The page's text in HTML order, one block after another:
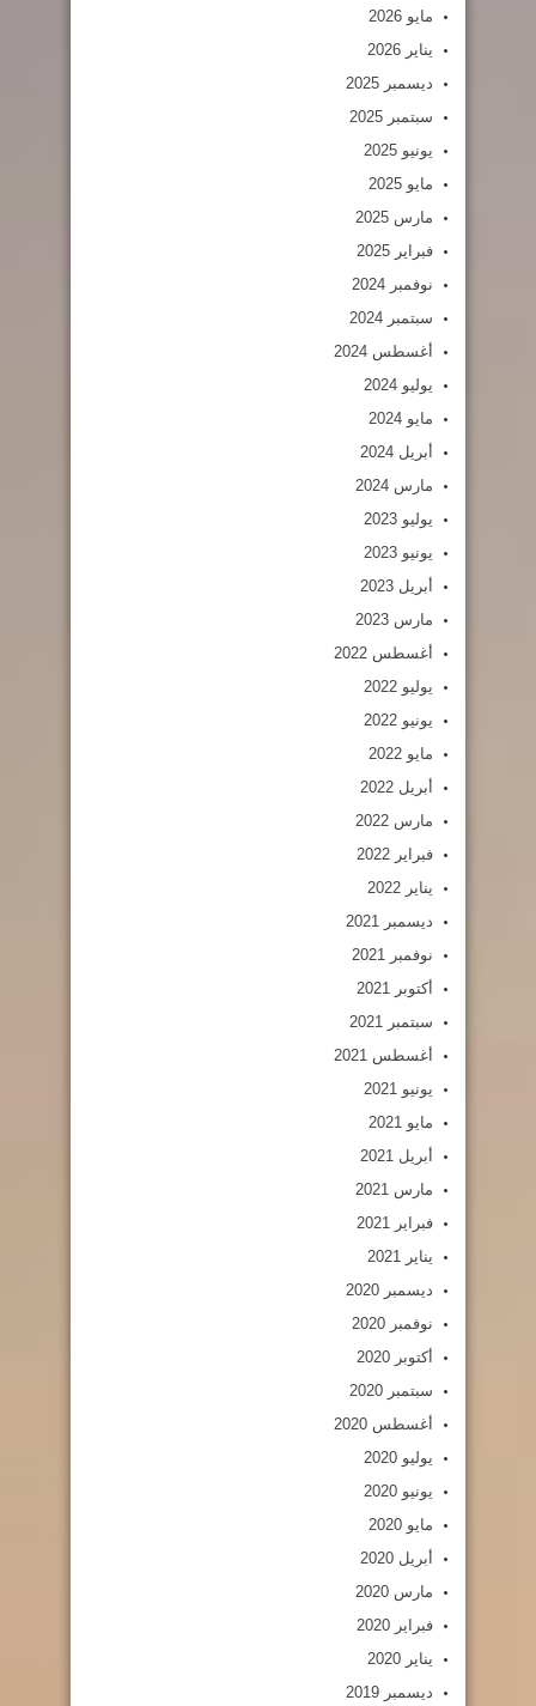
مايو 2026
يناير 2026
ديسمبر 2025
سبتمبر 2025
يونيو 2025
مايو 2025
مارس 2025
فبراير 2025
نوفمبر 2024
سبتمبر 2024
أغسطس 2024
يوليو 2024
مايو 2024
أبريل 2024
مارس 2024
يوليو 2023
يونيو 2023
أبريل 2023
مارس 2023
أغسطس 2022
يوليو 2022
يونيو 2022
مايو 2022
أبريل 2022
مارس 2022
فبراير 2022
يناير 2022
ديسمبر 2021
نوفمبر 2021
أكتوبر 2021
سبتمبر 2021
أغسطس 2021
يونيو 2021
مايو 2021
أبريل 2021
مارس 2021
فبراير 2021
يناير 2021
ديسمبر 2020
نوفمبر 2020
أكتوبر 2020
سبتمبر 2020
أغسطس 2020
يوليو 2020
يونيو 2020
مايو 2020
أبريل 2020
مارس 2020
فبراير 2020
يناير 2020
ديسمبر 2019